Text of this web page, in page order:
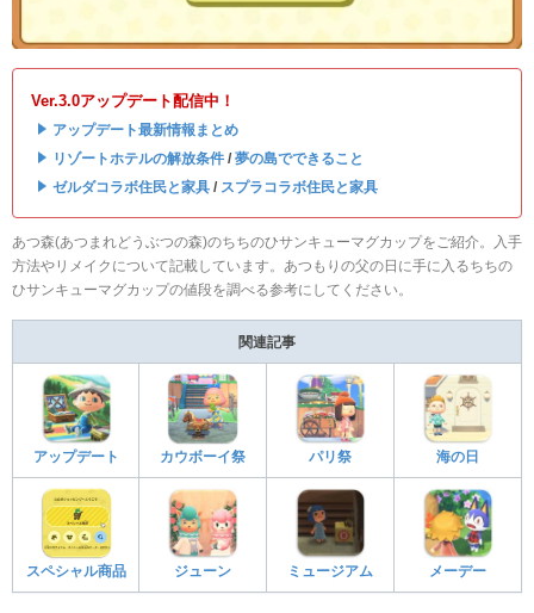
Ver.3.0アップデート配信中！
・ アップデート最新情報まとめ
・ リゾートホテルの解放条件 / 夢の島でできること
・ ゼルダコラボ住民と家具 / スプラコラボ住民と家具
あつ森(あつまれどうぶつの森)のちちのひサンキューマグカップをご紹介。入手
方法やリメイクについて記載しています。あつもりの父の日に手に入るちちの
ひサンキューマグカップの値段を調べる参考にしてください。
関連記事
アップデート カウボーイ祭 パリ祭 海の日
スペシャル商品 ジューン ミュージアム メーデー